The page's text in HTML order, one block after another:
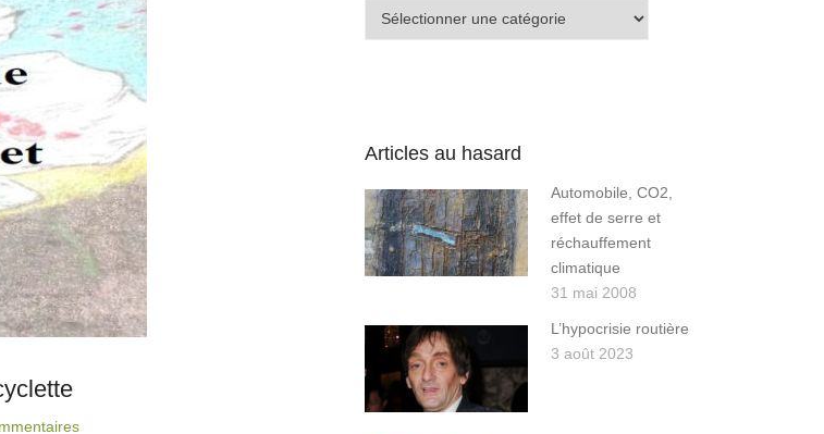
Articles au hasard
Automobile, CO2,
effet de serre et
réchauffement
climatique
31 mai 2008
L’hypocrisie routière
3 août 2023